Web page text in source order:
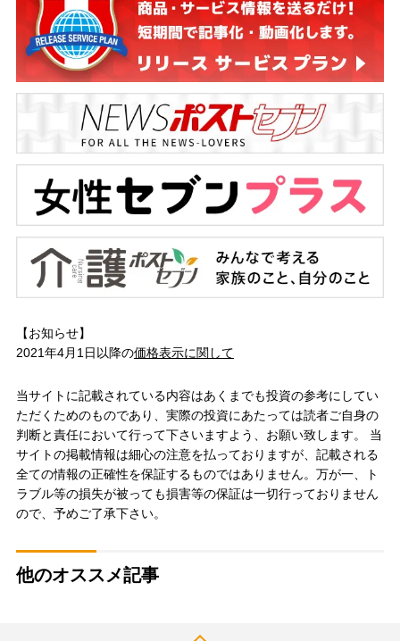
【お知らせ】
2021年4月1日以降の価格表示に関して
当サイトに記載されている内容はあくまでも投資の参考にしてい
ただくためのものであり、実際の投資にあたっては読者ご自身の
判断と責任において行って下さいますよう、お願い致します。 当
サイトの掲載情報は細心の注意を払っておりますが、記載される
全ての情報の正確性を保証するものではありません。万が一、ト
ラブル等の損失が被っても損害等の保証は一切行っておりません
ので、予めご了承下さい。
他のオススメ記事